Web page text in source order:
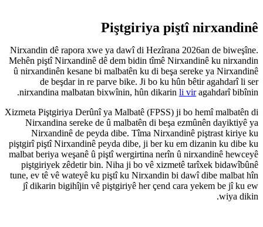
Nirxandin dê rapora xwe ya
Mehên piştî Nirxandinê dê dem
û nirxandinên kesane bi
de beşdar in re parve
nirxandina malbatan
Xizmeta Piştgiriya Derûnî ya
Nirxandina sereke de û
Nirxandinê de peyda
piştgirî piştî Nirxandinê peyda
malbat beriya weşanê û piştî
piştgiriyek zêdetir bin. Niha
tune, ev tê vê wateyê ku piştî
jî dikarin bigihîjin vê